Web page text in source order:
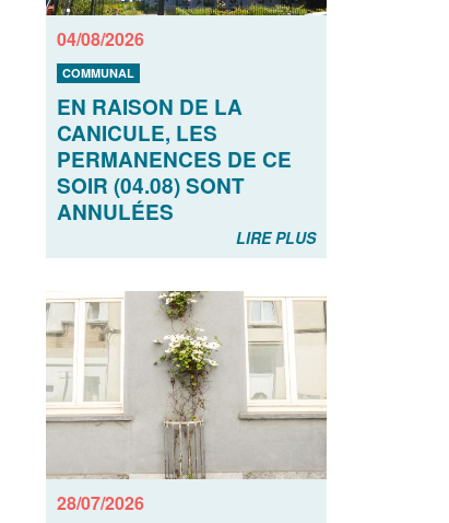
04/08/2026
COMMUNAL
EN RAISON DE LA
CANICULE, LES
PERMANENCES DE CE
SOIR (04.08) SONT
ANNULÉES
LIRE PLUS
28/07/2026